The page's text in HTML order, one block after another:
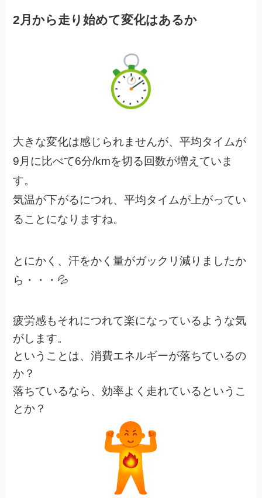
2月から走り始めて変化はあるか
大きな変化は感じられませんが、平均タイムが
9月に比べて6分/kmを切る回数が増えていま
す。
気温が下がるにつれ、平均タイムが上がってい
ることになりますね。
とにかく、汗をかく量がガックリ減りましたか
ら・・・💦
疲労感もそれにつれて楽になっているような気
がします。
ということは、消費エネルギーが落ちているの
か？
落ちているなら、効率よく走れているというこ
とか？